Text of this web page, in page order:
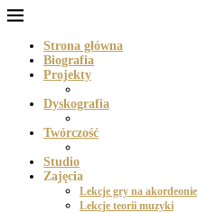
Strona główna
Biografia
Projekty
Dyskografia
Twórczość
Studio
Zajęcia
Lekcje gry na akordeonie
Lekcje teorii muzyki